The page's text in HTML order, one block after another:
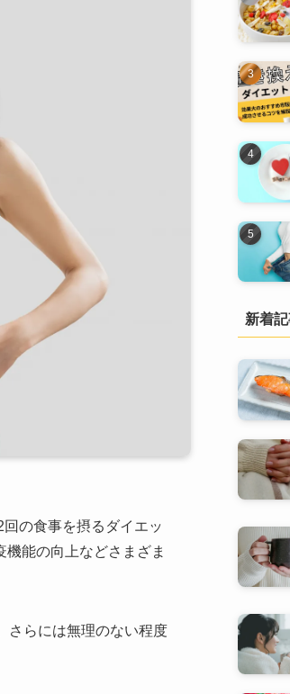
の食事を摂るダイエッ
能の向上などさまざま
さらには無理のない程度
新着